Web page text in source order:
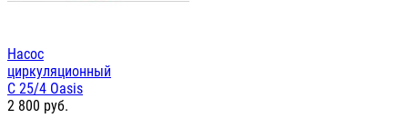
Насос
циркуляционный
С 25/4 Oasis
2 800 руб.